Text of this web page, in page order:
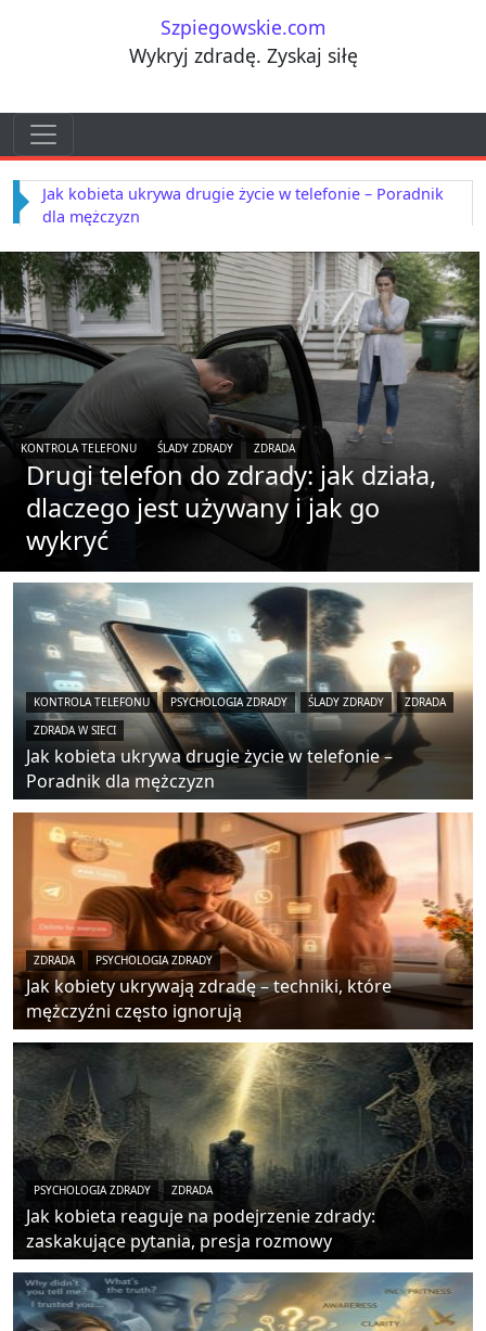
Szpiegowskie.com
Wykryj zdradę. Zyskaj siłę
Przejdź do treści
Main Navigation
Jak kobiety ukrywają zdradę – techniki, które mężczyźni
często ignorują
KONTROLA TELEFONU ŚLADY ZDRADY ZDRADA
Drugi telefon do zdrady: jak działa,
dlaczego jest używany i jak go
wykryć
KONTROLA TELEFONU PSYCHOLOGIA ZDRADY ŚLADY ZDRADY
ZDRADA
ZDRADA W SIECI
Jak kobieta ukrywa drugie życie w telefonie –
Poradnik dla mężczyzn
ZDRADA PSYCHOLOGIA ZDRADY
Jak kobiety ukrywają zdradę – techniki, które
mężczyźni często ignorują
PSYCHOLOGIA ZDRADY ZDRADA
Jak kobieta reaguje na podejrzenie zdrady:
zaskakujące pytania, presja rozmowy